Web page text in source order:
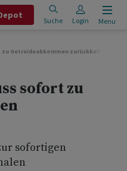
Suche Login Menu
Getreideabkommen zurückkehren
sofort zu
sofortigen